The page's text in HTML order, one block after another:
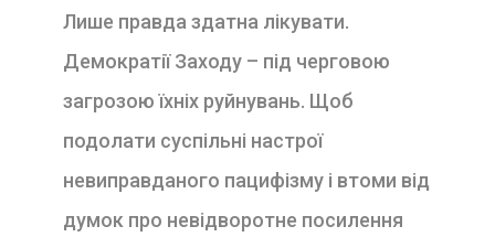
Лише правда здатна лікувати.
Демократії Заходу – під черговою
загрозою їхніх руйнувань. Щоб
подолати суспільні настрої
невиправданого пацифізму і втоми від
думок про невідворотне посилення